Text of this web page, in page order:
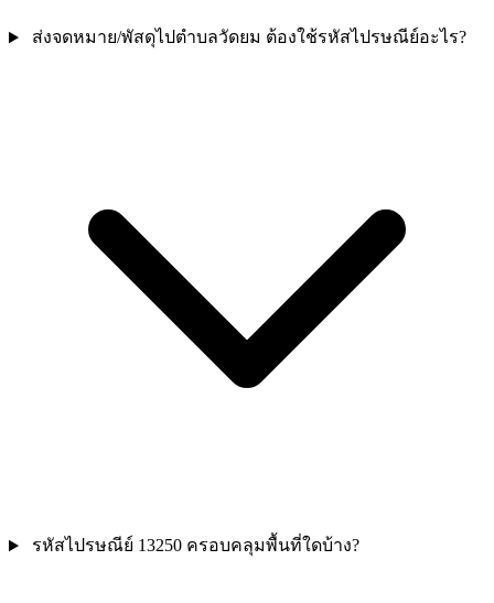
ส่งจดหมาย/พัสดุไปตำบลวัดยม ต้องใช้รหัสไปรษณีย์อะไร?
รหัสไปรษณีย์ 13250 ครอบคลุมพื้นที่ใดบ้าง?